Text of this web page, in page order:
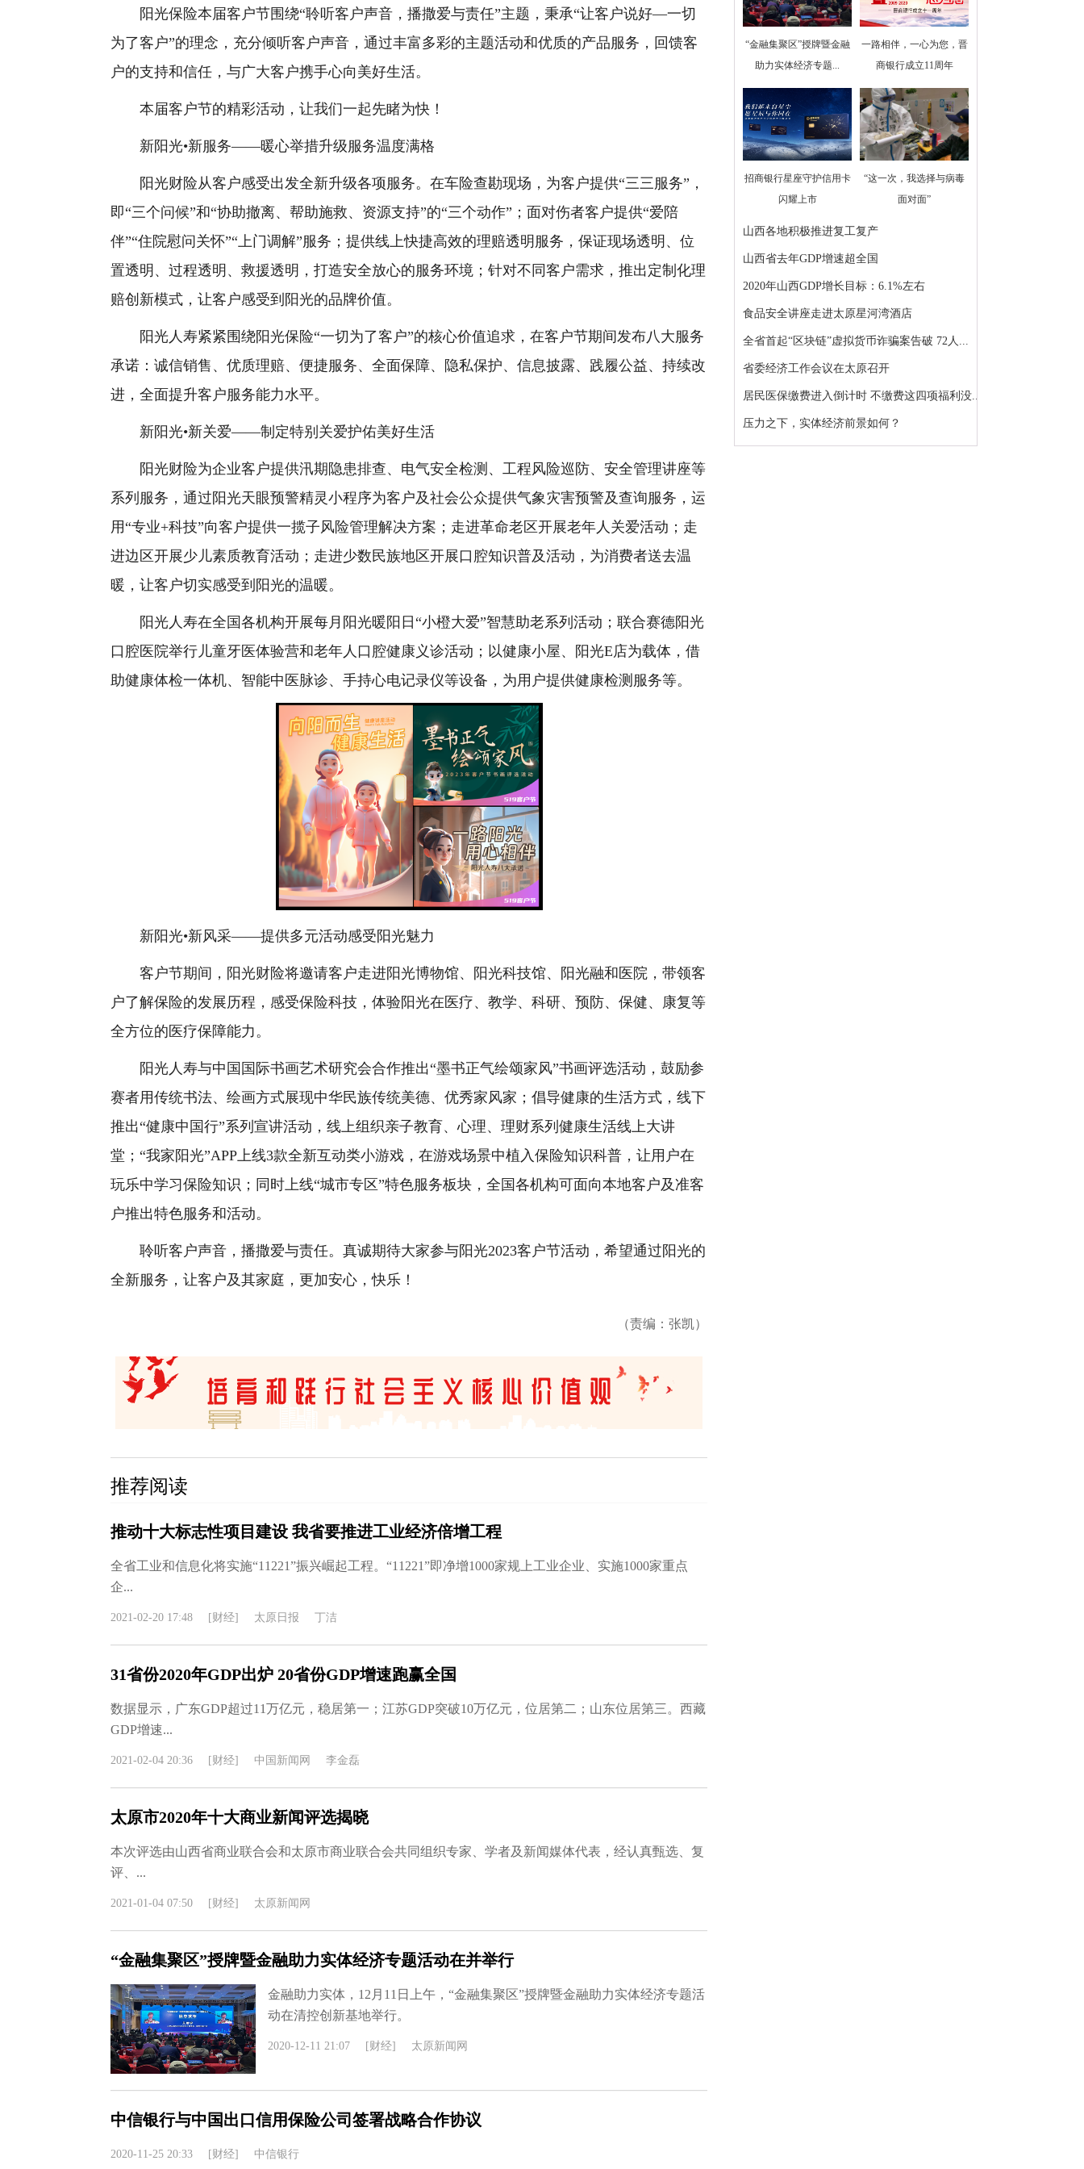
阳光保险本届客户节围绕“聆听客户声音，播撒爱与责任”主题，秉承“让客户说好—一切
为了客户”的理念，充分倾听客户声音，通过丰富多彩的主题活动和优质的产品服务，回馈客
户的支持和信任，与广大客户携手心向美好生活。
本届客户节的精彩活动，让我们一起先睹为快！
新阳光•新服务——暖心举措升级服务温度满格
阳光财险从客户感受出发全新升级各项服务。在车险查勘现场，为客户提供“三三服务”，
即“三个问候”和“协助撤离、帮助施救、资源支持”的“三个动作”；面对伤者客户提供“爱陪
伴”“住院慰问关怀”“上门调解”服务；提供线上快捷高效的理赔透明服务，保证现场透明、位
置透明、过程透明、救援透明，打造安全放心的服务环境；针对不同客户需求，推出定制化理
赔创新模式，让客户感受到阳光的品牌价值。
阳光人寿紧紧围绕阳光保险“一切为了客户”的核心价值追求，在客户节期间发布八大服务
承诺：诚信销售、优质理赔、便捷服务、全面保障、隐私保护、信息披露、践履公益、持续改
进，全面提升客户服务能力水平。
新阳光•新关爱——制定特别关爱护佑美好生活
阳光财险为企业客户提供汛期隐患排查、电气安全检测、工程风险巡防、安全管理讲座等
系列服务，通过阳光天眼预警精灵小程序为客户及社会公众提供气象灾害预警及查询服务，运
用“专业+科技”向客户提供一揽子风险管理解决方案；走进革命老区开展老年人关爱活动；走
进边区开展少儿素质教育活动；走进少数民族地区开展口腔知识普及活动，为消费者送去温
暖，让客户切实感受到阳光的温暖。
阳光人寿在全国各机构开展每月阳光暖阳日“小橙大爱”智慧助老系列活动；联合赛德阳光
口腔医院举行儿童牙医体验营和老年人口腔健康义诊活动；以健康小屋、阳光E店为载体，借
助健康体检一体机、智能中医脉诊、手持心电记录仪等设备，为用户提供健康检测服务等。
新阳光•新风采——提供多元活动感受阳光魅力
客户节期间，阳光财险将邀请客户走进阳光博物馆、阳光科技馆、阳光融和医院，带领客
户了解保险的发展历程，感受保险科技，体验阳光在医疗、教学、科研、预防、保健、康复等
全方位的医疗保障能力。
阳光人寿与中国国际书画艺术研究会合作推出“墨书正气绘颂家风”书画评选活动，鼓励参
赛者用传统书法、绘画方式展现中华民族传统美德、优秀家风家；倡导健康的生活方式，线下
推出“健康中国行”系列宣讲活动，线上组织亲子教育、心理、理财系列健康生活线上大讲
堂；“我家阳光”APP上线3款全新互动类小游戏，在游戏场景中植入保险知识科普，让用户在
玩乐中学习保险知识；同时上线“城市专区”特色服务板块，全国各机构可面向本地客户及准客
户推出特色服务和活动。
聆听客户声音，播撒爱与责任。真诚期待大家参与阳光2023客户节活动，希望通过阳光的
全新服务，让客户及其家庭，更加安心，快乐！
（责编：张凯）
“金融集聚区”授牌暨金融
助力实体经济专题...
一路相伴，一心为您，晋
商银行成立11周年
招商银行星座守护信用卡
闪耀上市
“这一次，我选择与病毒
面对面”
山西各地积极推进复工复产
山西省去年GDP增速超全国
2020年山西GDP增长目标：6.1%左右
食品安全讲座走进太原星河湾酒店
全省首起“区块链”虚拟货币诈骗案告破 72人...
省委经济工作会议在太原召开
居民医保缴费进入倒计时 不缴费这四项福利没...
压力之下，实体经济前景如何？
推荐阅读
推动十大标志性项目建设 我省要推进工业经济倍增工程
全省工业和信息化将实施“11221”振兴崛起工程。“11221”即净增1000家规上工业企业、实施1000家重点
企...
2021-02-20 17:48 [财经] 太原日报 丁洁
31省份2020年GDP出炉 20省份GDP增速跑赢全国
数据显示，广东GDP超过11万亿元，稳居第一；江苏GDP突破10万亿元，位居第二；山东位居第三。西藏
GDP增速...
2021-02-04 20:36 [财经] 中国新闻网 李金磊
太原市2020年十大商业新闻评选揭晓
本次评选由山西省商业联合会和太原市商业联合会共同组织专家、学者及新闻媒体代表，经认真甄选、复
评、...
2021-01-04 07:50 [财经] 太原新闻网
“金融集聚区”授牌暨金融助力实体经济专题活动在并举行
金融助力实体，12月11日上午，“金融集聚区”授牌暨金融助力实体经济专题活
动在清控创新基地举行。
2020-12-11 21:07 [财经] 太原新闻网
中信银行与中国出口信用保险公司签署战略合作协议
2020-11-25 20:33 [财经] 中信银行